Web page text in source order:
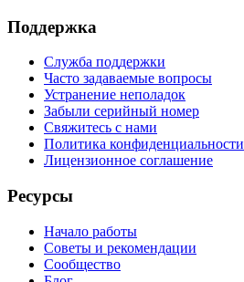
Поддержка
Служба поддержки
Часто задаваемые вопросы
Устранение неполадок
Забыли серийный номер
Свяжитесь с нами
Политика конфиденциальности
Лицензионное соглашение
Ресурсы
Начало работы
Советы и рекомендации
Сообщество